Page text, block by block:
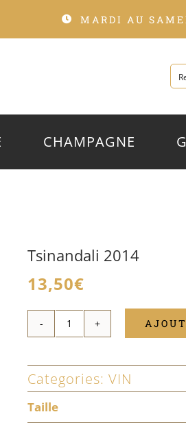
MARDI AU
CHAMPAGNE
Tsinandali 2014
13,50€
quantité
Tsinandali
Categories: VIN
Taille